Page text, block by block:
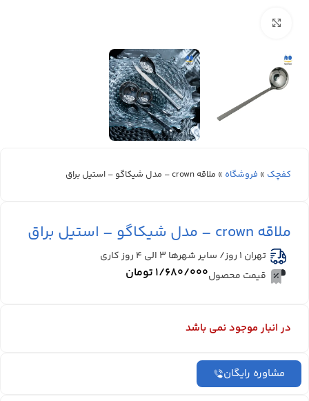
کفچک » فروشگاه » ملاقه crown – مدل شیکاگو – استیل براق
ملاقه crown – مدل شیکاگو – استیل براق
تهران 1 روز/ سایر شهرها ۳ الی ۴ روز کاری
قیمت محصول۱/۶۸۰/۰۰۰ تومان
در انبار موجود نمی باشد
مشاوره رایگان